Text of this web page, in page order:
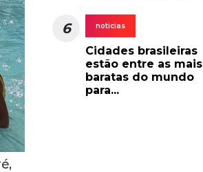
6 noticias
Cidades brasileiras
estão entre as mais
baratas do mundo
para...